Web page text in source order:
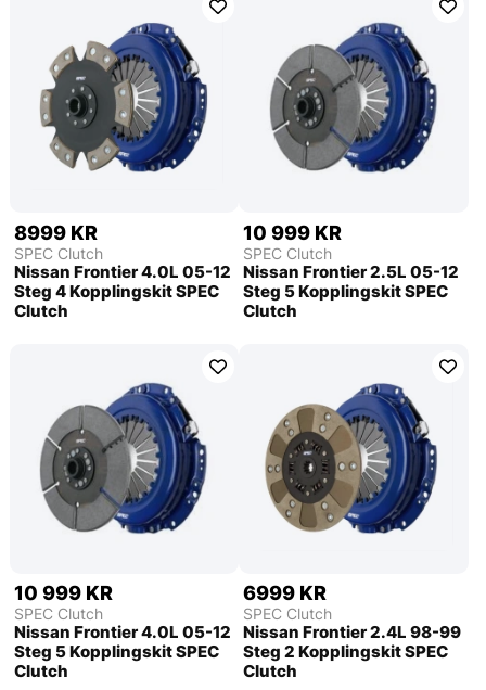
8999 KR
SPEC Clutch
Nissan Frontier 4.0L 05-12
Steg 4 Kopplingskit SPEC
Clutch
10 999 KR
SPEC Clutch
Nissan Frontier 2.5L 05-12
Steg 5 Kopplingskit SPEC
Clutch
10 999 KR
SPEC Clutch
Nissan Frontier 4.0L 05-12
Steg 5 Kopplingskit SPEC
Clutch
6999 KR
SPEC Clutch
Nissan Frontier 2.4L 98-99
Steg 2 Kopplingskit SPEC
Clutch